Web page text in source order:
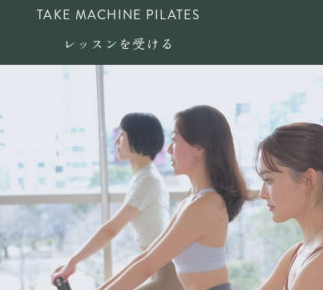
TAKE MACHINE PILATES
レッスンを受ける